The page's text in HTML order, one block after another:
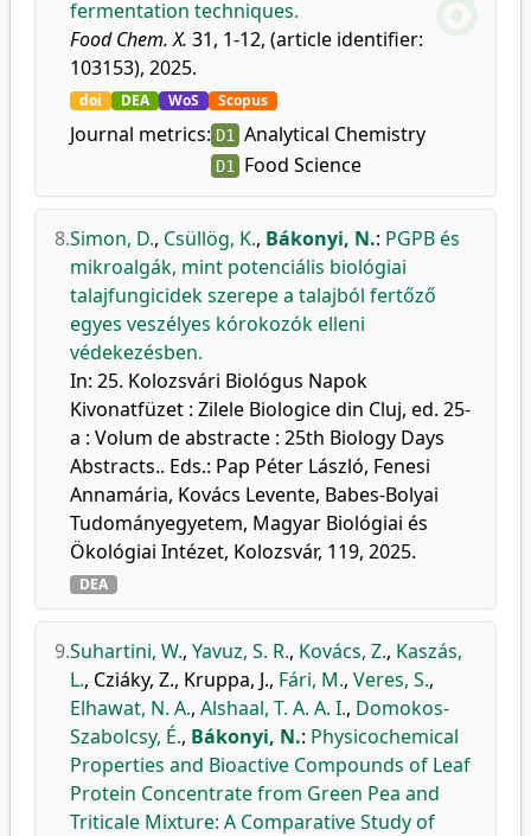
fermentation techniques.
Food Chem. X. 31, 1-12, (article identifier:
103153), 2025.
doi DEA WoS Scopus
Journal metrics: D1 Analytical Chemistry
D1 Food Science
8.Simon, D., Csüllög, K., Bákonyi, N.: PGPB és
mikroalgák, mint potenciális biológiai
talajfungicidek szerepe a talajból fertőző
egyes veszélyes kórokozók elleni
védekezésben.
In: 25. Kolozsvári Biológus Napok
Kivonatfüzet : Zilele Biologice din Cluj, ed. 25-
a : Volum de abstracte : 25th Biology Days
Abstracts.. Eds.: Pap Péter László, Fenesi
Annamária, Kovács Levente, Babes-Bolyai
Tudományegyetem, Magyar Biológiai és
Ökológiai Intézet, Kolozsvár, 119, 2025.
DEA
9.Suhartini, W., Yavuz, S. R., Kovács, Z., Kaszás,
L., Cziáky, Z., Kruppa, J., Fári, M., Veres, S.,
Elhawat, N. A., Alshaal, T. A. A. I., Domokos-
Szabolcsy, É., Bákonyi, N.: Physicochemical
Properties and Bioactive Compounds of Leaf
Protein Concentrate from Green Pea and
Triticale Mixture: A Comparative Study of